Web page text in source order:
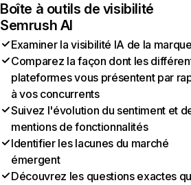
Boîte à outils de visibilité
Semrush AI
Examiner la visibilité IA de la
Comparez la façon dont les
plateformes vous présentent par
à vos concurrents
Suivez l'évolution du sentiment et
mentions de fonctionnalités
Identifier les lacunes du marché
émergent
Découvrez les questions exactes